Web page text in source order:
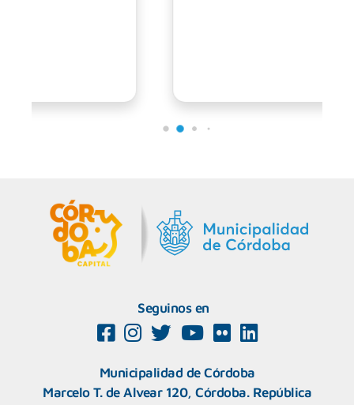
Seguinos en
Municipalidad de Córdoba
Marcelo T. de Alvear 120, Córdoba. República